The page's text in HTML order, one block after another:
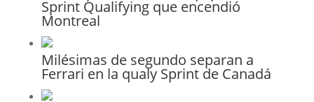
Sprint Qualifying que encendió
Montreal
Milésimas de segundo separan a
Ferrari en la qualy Sprint de Canadá